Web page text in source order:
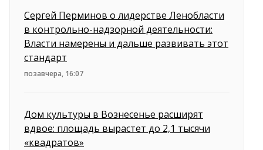
Сергей Перминов о лидерстве Ленобласти
в контрольно-надзорной деятельности:
Власти намерены и дальше развивать этот
стандарт
позавчера, 16:07
Дом культуры в Вознесенье расширят
вдвое: площадь вырастет до 2,1 тысячи
«квадратов»